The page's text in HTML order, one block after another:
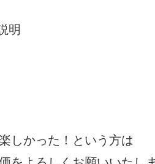
明
しかった！という方は